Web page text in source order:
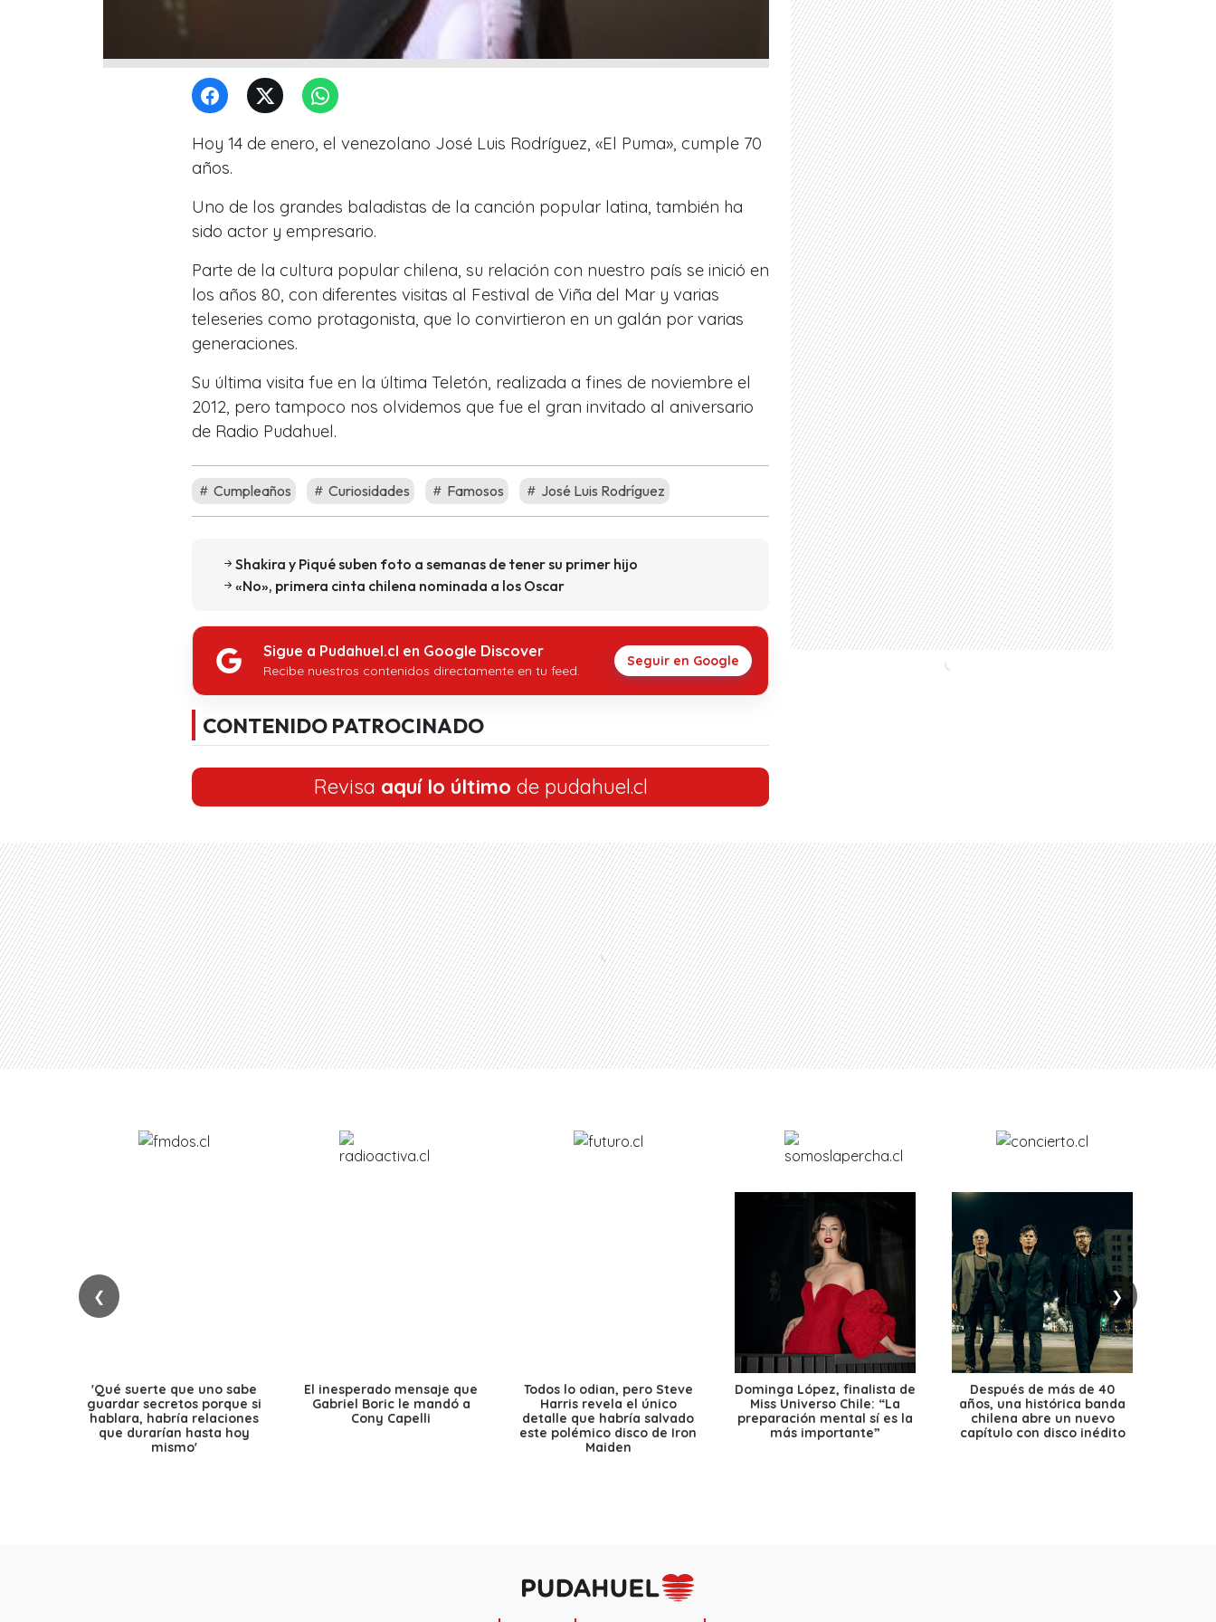
Hoy 14 de enero, el venezolano José Luis Rodríguez, «El Puma», cumple 70
años.
Uno de los grandes baladistas de la canción popular latina, también ha
sido actor y empresario.
Parte de la cultura popular chilena, su relación con nuestro país se inició en
los años 80, con diferentes visitas al Festival de Viña del Mar y varias
teleseries como protagonista, que lo convirtieron en un galán por varias
generaciones.
Su última visita fue en la última Teletón, realizada a fines de noviembre el
2012, pero tampoco nos olvidemos que fue el gran invitado al aniversario
de Radio Pudahuel.
Cumpleaños Curiosidades Famosos José Luis Rodríguez
Shakira y Piqué suben foto a semanas de tener su primer hijo
«No», primera cinta chilena nominada a los Oscar
Sigue a Pudahuel.cl en Google Discover
Recibe nuestros contenidos directamente en tu feed.
Seguir en Google
CONTENIDO PATROCINADO
Revisa aquí lo último de pudahuel.cl
❮ ❯
'Qué suerte que uno sabe
guardar secretos porque si
hablara, habría relaciones
que durarían hasta hoy
mismo'
El inesperado mensaje que
Gabriel Boric le mandó a
Cony Capelli
Todos lo odian, pero Steve
Harris revela el único
detalle que habría salvado
este polémico disco de Iron
Maiden
Dominga López, finalista de
Miss Universo Chile: “La
preparación mental sí es la
más importante”
Después de más de 40
años, una histórica banda
chilena abre un nuevo
capítulo con disco inédito